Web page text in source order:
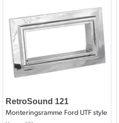
RetroSound 121
Monteringsramme Ford UTF style